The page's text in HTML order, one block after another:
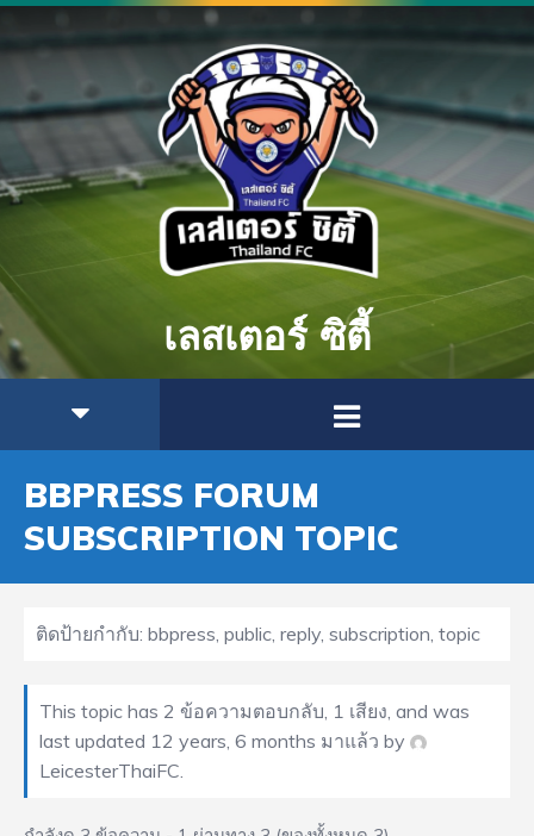
เลสเตอร์ ซิตี้
BBPRESS FORUM
SUBSCRIPTION TOPIC
ติดป้ายกำกับ: bbpress, public, reply, subscription, topic
This topic has 2 ข้อความตอบกลับ, 1 เสียง, and was
last updated 12 years, 6 months มาแล้ว by
LeicesterThaiFC.